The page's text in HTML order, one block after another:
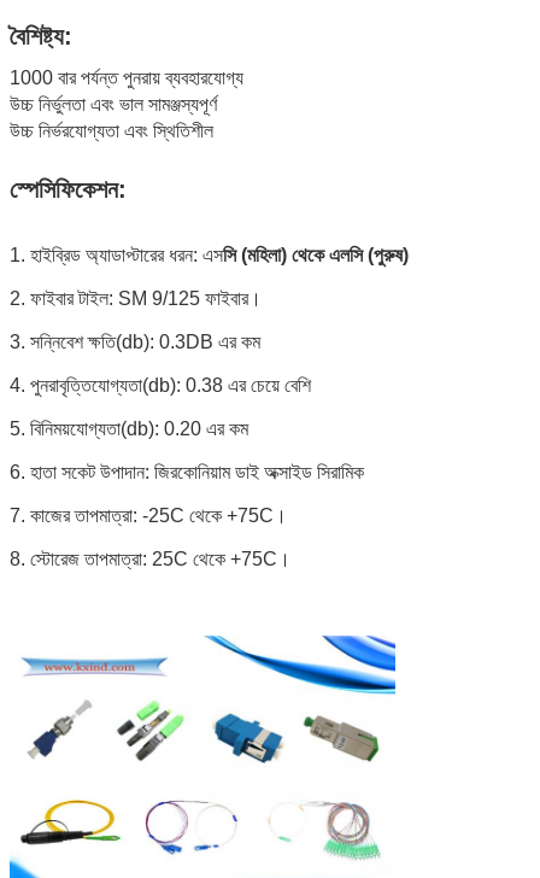
বৈশিষ্ট্য:
1000 বার পর্যন্ত পুনরায় ব্যবহারযোগ্য
উচ্চ নির্ভুলতা এবং ভাল সামঞ্জস্যপূর্ণ
উচ্চ নির্ভরযোগ্যতা এবং স্থিতিশীল
স্পেসিফিকেশন:
1. হাইব্রিড অ্যাডাপ্টারের ধরন: এসসি (মহিলা) থেকে এলসি (পুরুষ)
2. ফাইবার টাইল: SM 9/125 ফাইবার।
3. সন্নিবেশ ক্ষতি(db): 0.3DB এর কম
4. পুনরাবৃত্তিযোগ্যতা(db): 0.38 এর চেয়ে বেশি
5. বিনিময়যোগ্যতা(db): 0.20 এর কম
6. হাতা সকেট উপাদান: জিরকোনিয়াম ডাই অক্সাইড সিরামিক
7. কাজের তাপমাত্রা: -25C থেকে +75C।
8. স্টোরেজ তাপমাত্রা: 25C থেকে +75C।